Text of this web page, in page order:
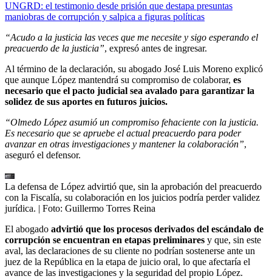
UNGRD: el testimonio desde prisión que destapa presuntas
maniobras de corrupción y salpica a figuras políticas
“Acudo a la justicia las veces que me necesite y sigo esperando el
preacuerdo de la justicia”, expresó antes de ingresar.
Al término de la declaración, su abogado José Luis Moreno explicó
que aunque López mantendrá su compromiso de colaborar, es
necesario que el pacto judicial sea avalado para garantizar la
solidez de sus aportes en futuros juicios.
“Olmedo López asumió un compromiso fehaciente con la justicia.
Es necesario que se apruebe el actual preacuerdo para poder
avanzar en otras investigaciones y mantener la colaboración”,
aseguró el defensor.
La defensa de López advirtió que, sin la aprobación del preacuerdo
con la Fiscalía, su colaboración en los juicios podría perder validez
jurídica. | Foto: Guillermo Torres Reina
El abogado advirtió que los procesos derivados del escándalo de
corrupción se encuentran en etapas preliminares y que, sin este
aval, las declaraciones de su cliente no podrían sostenerse ante un
juez de la República en la etapa de juicio oral, lo que afectaría el
avance de las investigaciones y la seguridad del propio López.